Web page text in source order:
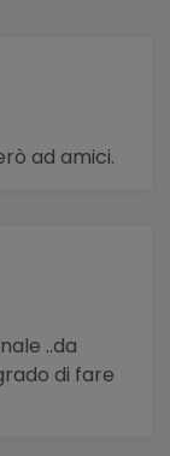
ad amici.
..da
di fare